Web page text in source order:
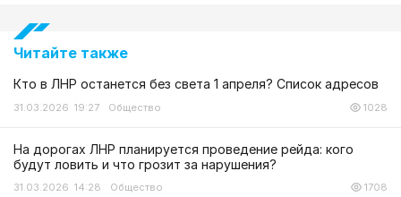
Читайте также
Кто в ЛНР останется без света 1 апреля? Список адресов
31.03.2026 19:27 Общество 1028
На дорогах ЛНР планируется проведение рейда: кого
будут ловить и что грозит за нарушения?
31.03.2026 14:28 Общество 1708